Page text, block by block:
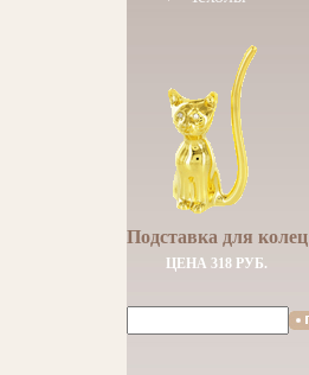
Подставка для колец
ЦЕНА 318 РУБ.